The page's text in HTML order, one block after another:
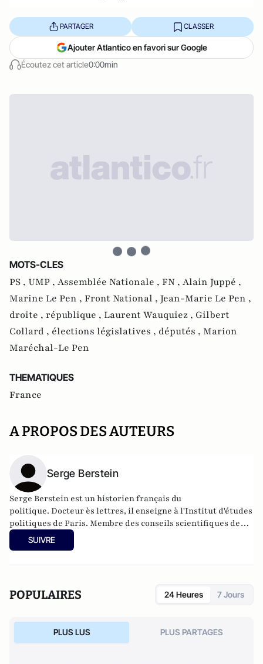
Écoutez cet article0:00min
PARTAGER CLASSER
Ajouter Atlantico en favori sur Google
MOTS-CLES
PS , UMP , Assemblée Nationale , FN , Alain Juppé ,
Marine Le Pen , Front National , Jean-Marie Le Pen ,
droite , république , Laurent Wauquiez , Gilbert
Collard , élections législatives , députés , Marion
Maréchal-Le Pen
THEMATIQUES
France
A PROPOS DES AUTEURS
Serge Berstein
Serge Berstein est un historien français du
politique. Docteur ès lettres, il enseigne à l'Institut d'études
politiques de Paris. Membre des conseils scientifiques de
la
Fondation Charles de Gaulle
Mitterrand
, il est également l'auteur de nombreux
SUIVRE
POPULAIRES 24 Heures 7 Jours
PLUS LUS PLUS PARTAGES